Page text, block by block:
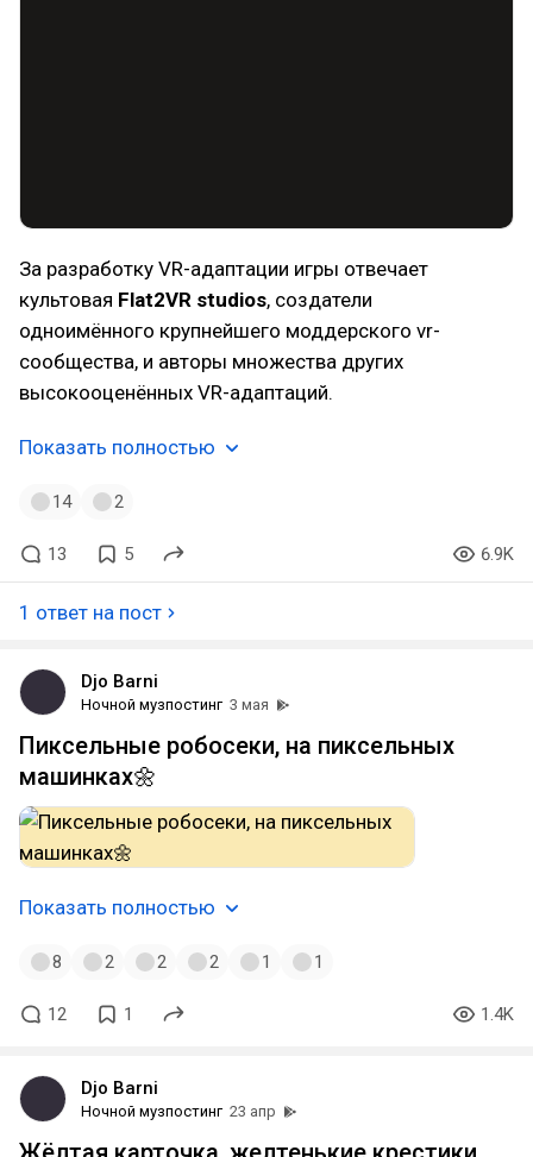
За разработку VR-адаптации игры отвечает
культовая Flat2VR studios, создатели
одноимённого крупнейшего моддерского vr-
сообщества, и авторы множества других
высокооценённых VR-адаптаций.
Показать полностью
14 2
13 5 6.9K
1 ответ на пост
Djo Barni
Ночной музпостинг 3 мая
Пиксельные робосеки, на пиксельных
машинках🌼
Показать полностью
8 2 2 2 1 1
12 1 1.4K
Djo Barni
Ночной музпостинг 23 апр